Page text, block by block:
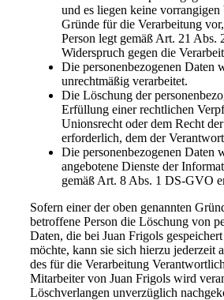
und es liegen keine vorrangigen
Gründe für die Verarbeitung
Person legt gemäß Art. 21 Abs.
Widerspruch gegen die
Die personenbezogenen Daten
unrechtmäßig verarbeitet.
Die Löschung der
Erfüllung einer rechtlichen
Unionsrecht oder dem Recht
erforderlich, dem der
Die personenbezogenen Daten
angebotene Dienste der
gemäß Art. 8 Abs. 1 DS-GVO
Sofern einer der oben genannten
betroffene Person die Löschung von
Daten, die bei Juan Frigols
möchte, kann sie sich hierzu jederzeit
des für die Verarbeitung
Mitarbeiter von Juan Frigols wird
Löschverlangen unverzüglich